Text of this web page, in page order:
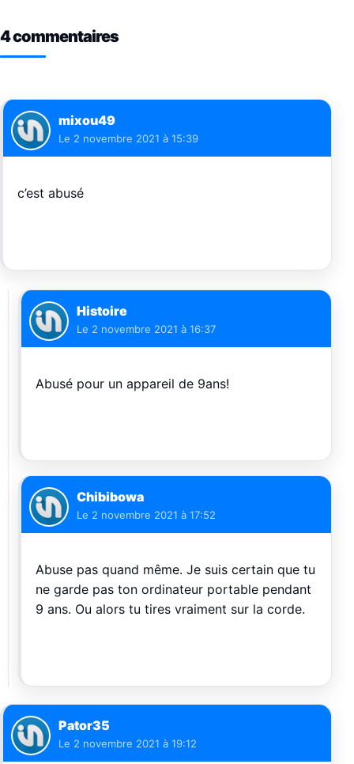
4 commentaires
mixou49
Le 2 novembre 2021 à 15:39
c’est abusé
Histoire
Le 2 novembre 2021 à 16:37
Abusé pour un appareil de 9ans!
Chibibowa
Le 2 novembre 2021 à 17:52
Abuse pas quand même. Je suis certain que tu
ne garde pas ton ordinateur portable pendant
9 ans. Ou alors tu tires vraiment sur la corde.
Pator35
Le 2 novembre 2021 à 19:12